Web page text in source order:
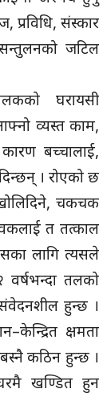
प्रविधि, संस्कार
जटिल
घरायसी
व्यस्त काम,
बच्चालाई,
। रोएको छ
चकचक
त तत्काल
लागि त्यसले
वर्षभन्दा तलको
संवेदनशील हुन्छ ।
क्षमता
कठिन हुन्छ ।
खण्डित हुन